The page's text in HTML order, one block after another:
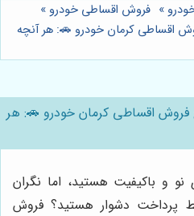
» فروش اقساطی خودرو »
اقساطی کرمان خودرو 🚗: هر آنچه
فروش اقساطی کرمان خودرو 🚗: هر
و باکیفیت هستید، اما نگران
پرداخت دشوار هستید؟ فروش